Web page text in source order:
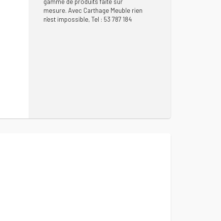
mesure. Avec Carthage Meuble rien
n'est impossible, Tel : 53 787 184